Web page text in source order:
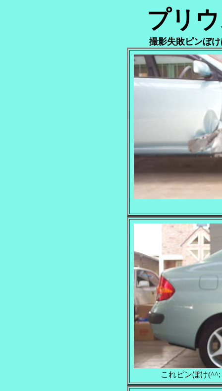
プリ
撮影失敗ピンぼ
これピンぼけ